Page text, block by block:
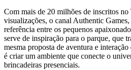
Com mais de 20 milhões de inscritos
visualizações, o canal Authentic
referência entre os pequenos
serve de inspiração para o parque, que
mesma proposta de aventura e
é criar um ambiente que conecte o
brincadeiras presenciais.